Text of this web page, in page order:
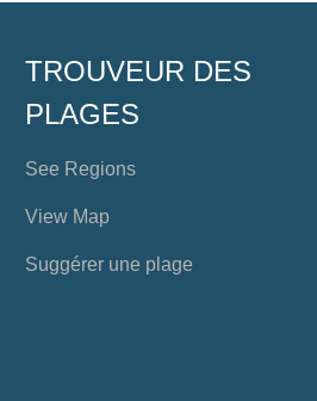
TROUVEUR DES
PLAGES
See Regions
View Map
Suggérer une plage